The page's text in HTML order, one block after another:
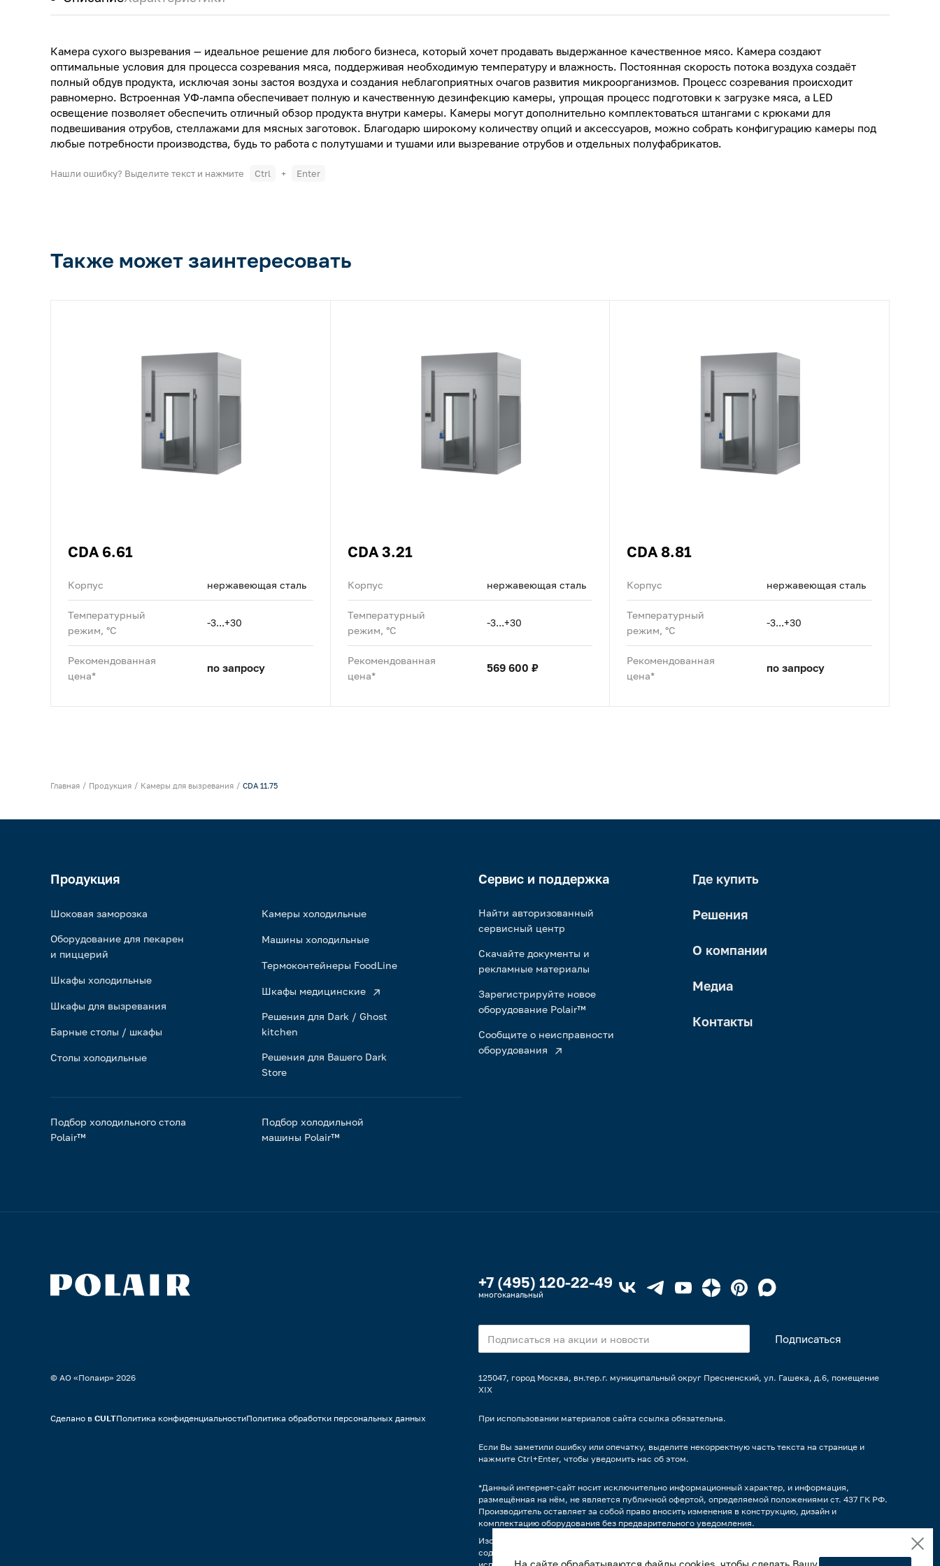
Камера сухого вызревания — идеальное решение для любого бизнеса, который хочет продавать выдержанное качественное мясо. Камера создают
оптимальные условия для процесса созревания мяса, поддерживая необходимую температуру и влажность. Постоянная скорость потока воздуха создаёт
полный обдув продукта, исключая зоны застоя воздуха и создания неблагоприятных очагов развития микроорганизмов. Процесс созревания происходит
равномерно. Встроенная УФ-лампа обеспечивает полную и качественную дезинфекцию камеры, упрощая процесс подготовки к загрузке мяса, а LED
освещение позволяет обеспечить отличный обзор продукта внутри камеры. Камеры могут дополнительно комплектоваться штангами с крюками для
подвешивания отрубов, стеллажами для мясных заготовок. Благодарю широкому количеству опций и аксессуаров, можно собрать конфигурацию камеры под
любые потребности производства, будь то работа с полутушами и тушами или вызревание отрубов и отдельных полуфабрикатов.
Нашли ошибку? Выделите текст и нажмите Ctrl + Enter
Также может заинтересовать
CDA 6.61
Корпус нержавеющая сталь
Температурный
режим, °C
-3...+30
Рекомендованная
цена*
по запросу
CDA 3.21
Корпус нержавеющая сталь
Температурный
режим, °C
-3...+30
Рекомендованная
цена*
569 600 ₽
CDA 8.81
Корпус нержавеющая сталь
Температурный
режим, °C
-3...+30
Рекомендованная
цена*
по запросу
Главная Продукция Камеры для вызревания CDA 11.75
Продукция
Шоковая заморозка
Оборудование для пекарен
и пиццерий
Шкафы холодильные
Шкафы для вызревания
Барные столы / шкафы
Столы холодильные
Камеры холодильные
Машины холодильные
Термоконтейнеры FoodLine
Шкафы медицинские
Решения для Dark / Ghost
kitchen
Решения для Вашего Dark
Store
Подбор холодильного стола
Polair™
Подбор холодильной
машины Polair™
Сервис и поддержка
Найти авторизованный
сервисный центр
Скачайте документы и
рекламные материалы
Зарегистрируйте новое
оборудование Polair™
Сообщите о неисправности
оборудования
Где купить
Решения
О компании
Медиа
Контакты
+7 (495) 120-22-49
многоканальный
© АО «Полаир» 2026
125047, город Москва, вн.тер.г. муниципальный округ Пресненский, ул. Гашека, д.6, помещение
XIX
Сделано в CULTПолитика конфиденциальностиПолитика обработки персональных данных При использовании материалов сайта ссылка обязательна.
Если Вы заметили ошибку или опечатку, выделите некорректную часть текста на странице и
нажмите Ctrl+Enter, чтобы уведомить нас об этом.
*Данный интернет-сайт носит исключительно информационный характер, и информация,
размещённая на нём, не является публичной офертой, определяемой положениями ст. 437 ГК РФ.
Производитель оставляет за собой право вносить изменения в конструкцию, дизайн и
комплектацию оборудования без предварительного уведомления.
Изображения продукции, а также, варианты наполнения продуктами/напитками и другим
содержимым может отличаться от фактического вида. Интерьерные иллюстрации и примеры
На сайте обрабатываются файлы cookies, чтобы сделать Вашу